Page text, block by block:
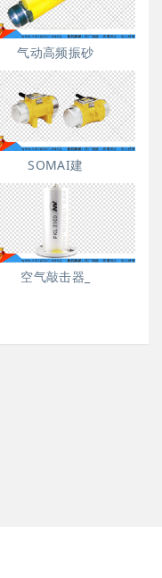
气动高频振砂
SOMAI建
空气敲击器_